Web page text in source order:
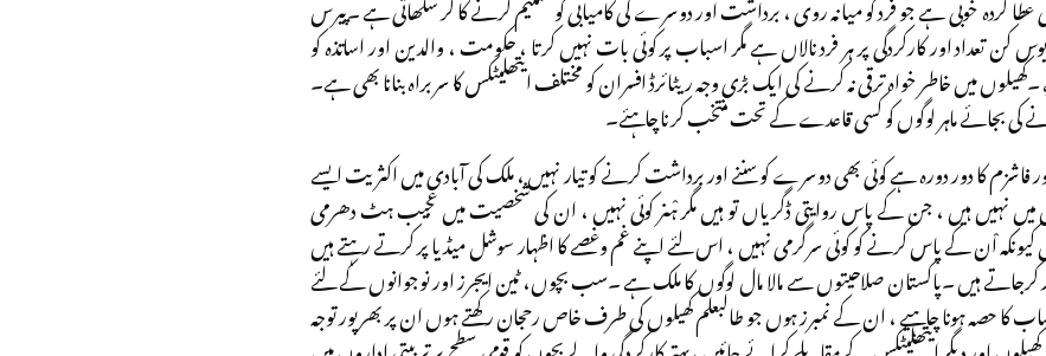
کن تعداد اور کارکردگی پر ہر فرد نالاں ہے مگر اسباب پر کوئی بات نہیں کرتا ، حکومت ، والدین اور اساتذہ کو
میں خاطر خواہ ترقی نہ کرنے کی ایک بڑی وجہ ریٹائرڈ افسران کو مختلف ایتھلیٹکس کا سربراہ بنانا بھی ہے۔
کی بجائے ماہر لوگوں کو کسی قاعدے کے تحت منتخب کرنا چاہئے۔
کا دور دورہ ہے کوئی بھی دوسرے کو سننے اور برداشت کرنے کو تیار نہیں ، ملک کی آبادی میں اکثریت ایسے
نہیں ہیں ، جن کے پاس روایتی ڈگریاں تو ہیں مگر ہْنر کوئی نہیں ، ان کی شخصیت میں عجیب ہٹ دھرمی
اْن کے پاس کرنے کو کوئی سرگرمی نہیں ، اس لئے اپنے غم وغصے کا اظہار سوشل میڈیا پر کرتے رہتے ہیں
کرجاتے ہیں ۔پاکستان صلاحیتوں سے مالا مال لوگوں کا ملک ہے ۔سب بچوں، ٹین ایجرز اور نوجوانوں کے لئے
کا حصہ ہونا چاہیے ، ان کے نمبرز ہوں جو طالبعلم کھیلوں کی طرف خاص رحجان رکھتے ہوں ان پر بھرپور توجہ